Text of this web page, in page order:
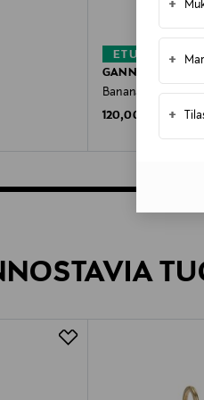
+
+
+
GANNI
Banana-
Original Price
120,00 €